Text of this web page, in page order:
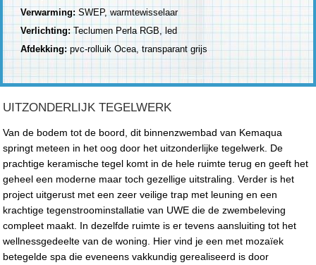
Verwarming: SWEP, warmtewisselaar
Verlichting:Teclumen Perla RGB, led
Afdekking:pvc-rolluik Ocea, transparant grijs
UITZONDERLIJK TEGELWERK
Van de bodem tot de boord, dit binnenzwembad van Kemaqua
springt meteen in het oog door het uitzonderlijke tegelwerk. De
prachtige keramische tegel komt in de hele ruimte terug en geeft het
geheel een moderne maar toch gezellige uitstraling. Verder is het
project uitgerust met een zeer veilige trap met leuning en een
krachtige tegenstroominstallatie van UWE die de zwembeleving
compleet maakt. In dezelfde ruimte is er tevens aansluiting tot het
wellnessgedeelte van de woning. Hier vind je een met mozaïek
betegelde spa die eveneens vakkundig gerealiseerd is door